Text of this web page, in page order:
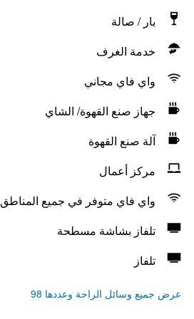
بار / صالة
خدمة الغرف
واي فاي مجاني
جهاز صنع القهوة/ الشاي
آلة صنع القهوة
مركز أعمال
واي فاي متوفر في جميع المناطق
تلفاز بشاشة مسطحة
تلفاز
عرض جميع وسائل الراحة وعددها 98